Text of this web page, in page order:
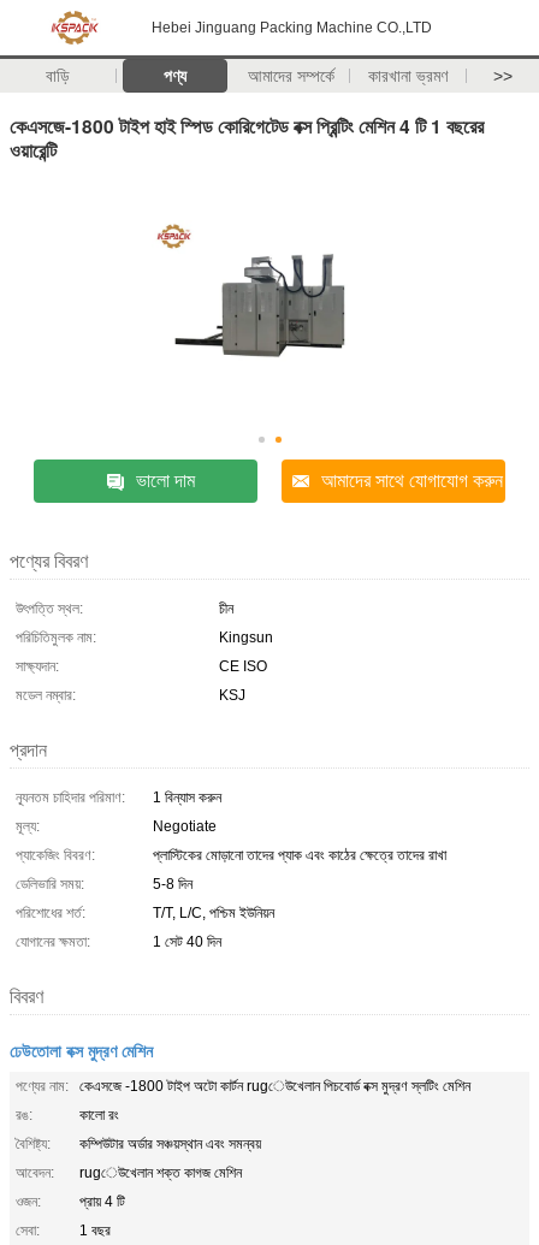
Hebei Jinguang Packing Machine CO.,LTD
বাড়ি পণ্য আমাদের সম্পর্কে কারখানা ভ্রমণ >>
কেএসজে-1800 টাইপ হাই স্পিড কোরিগেটেড বক্স প্রিন্টিং মেশিন 4 টি 1 বছরের
ওয়ারেন্টি
ভালো দাম আমাদের সাথে যোগাযোগ করুন
পণ্যের বিবরণ
উৎপত্তি স্থল:
চীন
পরিচিতিমুলক নাম:
Kingsun
সাক্ষ্যদান:
CE ISO
মডেল নম্বার:
KSJ
প্রদান
ন্যূনতম চাহিদার পরিমাণ:
1 বিন্যাস করুন
মূল্য:
Negotiate
প্যাকেজিং বিবরণ:
প্লাস্টিকের মোড়ানো তাদের প্যাক এবং কাঠের ক্ষেত্রে তাদের রাখা
ডেলিভারি সময়:
5-8 দিন
পরিশোধের শর্ত:
T/T, L/C, পশ্চিম ইউনিয়ন
যোগানের ক্ষমতা:
1 সেট 40 দিন
বিবরণ
ঢেউতোলা বক্স মুদ্রণ মেশিন
পণ্যের নাম:
কেএসজে -1800 টাইপ অটো কার্টন rugেউখেলান পিচবোর্ড বক্স মুদ্রণ স্লটিং মেশিন
রঙ:
কালো রং
বৈশিষ্ট্য:
কম্পিউটার অর্ডার সঞ্চয়স্থান এবং সমন্বয়
আবেদন:
rugেউখেলান শক্ত কাগজ মেশিন
ওজন:
প্রায় 4 টি
সেবা:
1 বছর